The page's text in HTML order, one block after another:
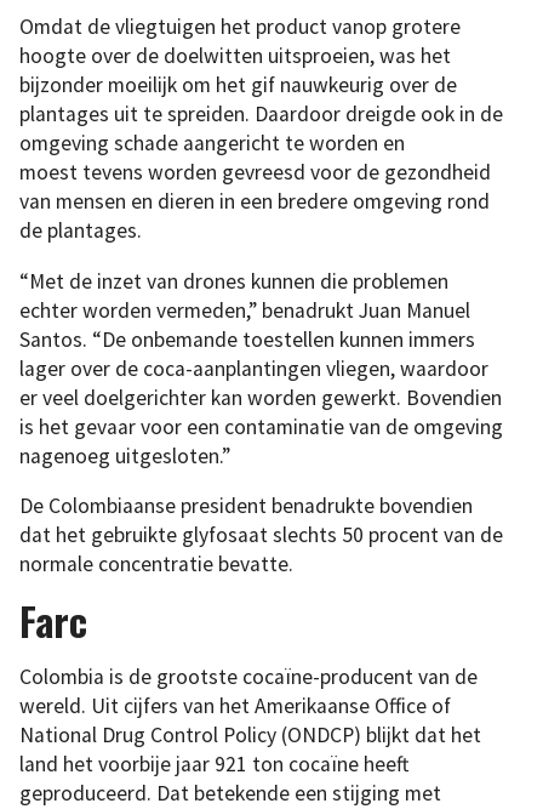
Omdat de vliegtuigen het product vanop grotere
hoogte over de doelwitten uitsproeien, was het
bijzonder moeilijk om het gif nauwkeurig over de
plantages uit te spreiden. Daardoor dreigde ook in de
omgeving schade aangericht te worden en
moest tevens worden gevreesd voor de gezondheid
van mensen en dieren in een bredere omgeving rond
de plantages.
“Met de inzet van drones kunnen die problemen
echter worden vermeden,” benadrukt Juan Manuel
Santos. “De onbemande toestellen kunnen immers
lager over de coca-aanplantingen vliegen, waardoor
er veel doelgerichter kan worden gewerkt. Bovendien
is het gevaar voor een contaminatie van de omgeving
nagenoeg uitgesloten.”
De Colombiaanse president benadrukte bovendien
dat het gebruikte glyfosaat slechts 50 procent van de
normale concentratie bevatte.
Farc
Colombia is de grootste cocaïne-producent van de
wereld. Uit cijfers van het Amerikaanse Office of
National Drug Control Policy (ONDCP) blijkt dat het
land het voorbije jaar 921 ton cocaïne heeft
geproduceerd. Dat betekende een stijging met